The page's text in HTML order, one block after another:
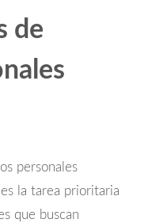
de
personales
la tarea prioritaria
que buscan